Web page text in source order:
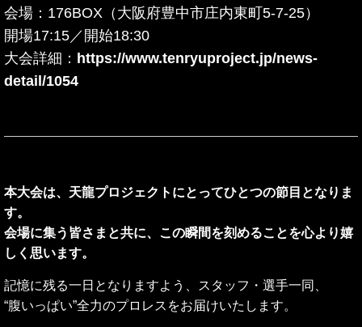
会場：176BOX（大阪府豊中市庄内東町5-7-25）
開場17:15／開始18:30
大会詳細： https://www.tenryuproject.jp/news-
detail/1054
本大会は、天龍プロジェクトにとってひとつの節目となりま
す。
会場に集う皆さまと共に、この瞬間を刻めることを心より嬉
しく思います。
記憶に残る一日となりますよう、スタッフ・選手一同、
“腹いっぱい”全力のプロレスをお届けいたします。